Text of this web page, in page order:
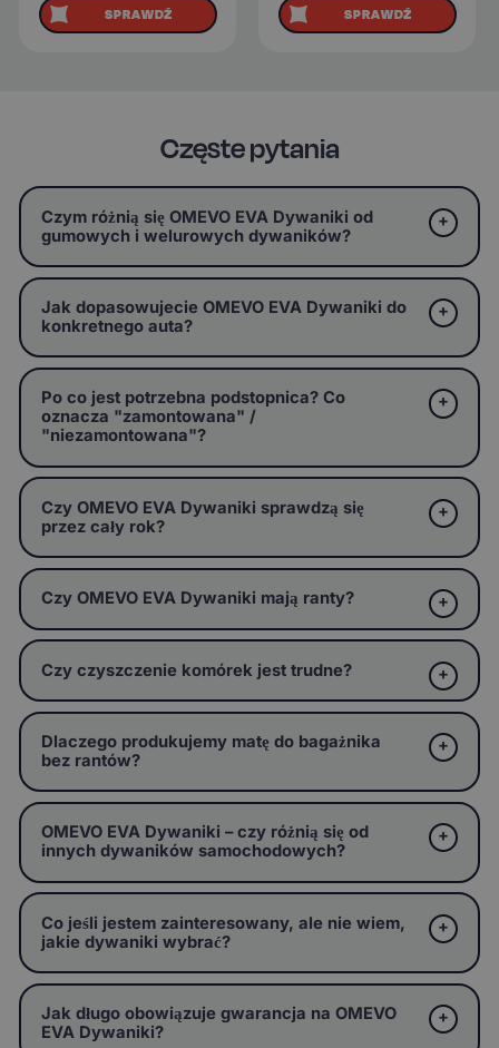
SPRAWDŹ SPRAWDŹ
Częste pytania
Czym różnią się OMEVO EVA Dywaniki od
gumowych i welurowych dywaników?
Jak dopasowujecie OMEVO EVA Dywaniki do
konkretnego auta?
Po co jest potrzebna podstopnica? Co
oznacza "zamontowana" /
"niezamontowana"?
Czy OMEVO EVA Dywaniki sprawdzą się
przez cały rok?
Czy OMEVO EVA Dywaniki mają ranty?
Czy czyszczenie komórek jest trudne?
Dlaczego produkujemy matę do bagażnika
bez rantów?
OMEVO EVA Dywaniki – czy różnią się od
innych dywaników samochodowych?
Co jeśli jestem zainteresowany, ale nie wiem,
jakie dywaniki wybrać?
Jak długo obowiązuje gwarancja na OMEVO
EVA Dywaniki?